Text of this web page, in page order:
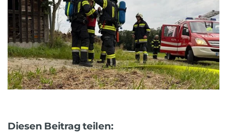
Diesen Beitrag teilen: